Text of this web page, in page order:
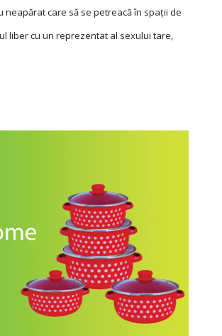
care să se petreacă în spații de
liber cu un reprezentat al sexului tare,